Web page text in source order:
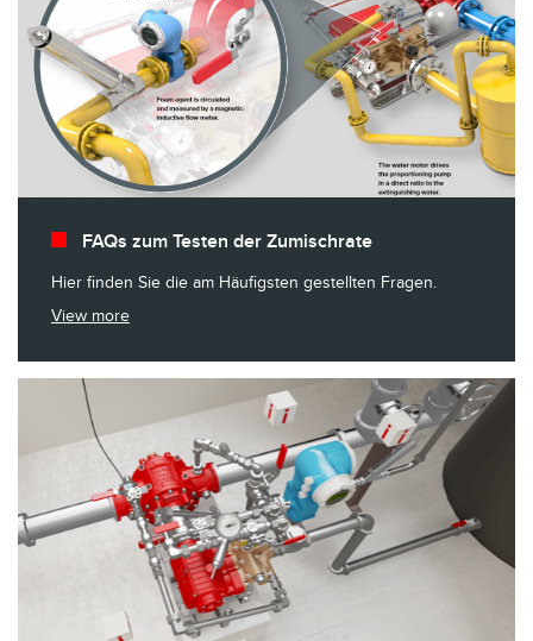
FAQs zum Testen der Zumischrate
Hier finden Sie die am Häufigsten gestellten Fragen.
View more